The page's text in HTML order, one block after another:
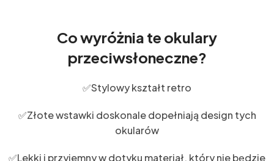
Co wyróżnia te okulary
przeciwsłoneczne?
✅Stylowy kształt retro
✅Złote wstawki doskonale dopełniają design tych
okularów
✅Lekki i przyjemny w dotyku materiał, który nie będzie